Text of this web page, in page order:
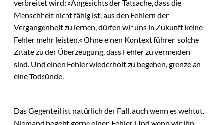
verbreitet wird: »Angesichts der Tatsache, dass die
Menschheit nicht fähig ist, aus den Fehlern der
Vergangenheit zu lernen, dürfen wir uns in Zukunft keine
Fehler mehr leisten.« Ohne einen Kontext führen solche
Zitate zu der Überzeugung, dass Fehler zu vermeiden
sind. Und einen Fehler wiederholt zu begehen, grenze an
eine Todsünde.
Das Gegenteil ist natürlich der Fall, auch wenn es wehtut.
Niemand begeht gerne einen Fehler. Und wenn wir ihn